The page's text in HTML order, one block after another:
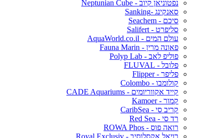
נפטוניאן קיוב - Neptunian Cube
סאנקינג -Sanking
סיכם - Seachem
סליפרט - Salifert
עולם המים - AquaWorld.co.il
פאונה מרין - Fauna Marin
פוליפ לאב - Polyp Lab
פלובל - FLUVAL
פליפר - Flipper
קולומבו - Colombo
קייד אקווריומים - CADE Aquariums
קמור - Kamoer
קריב סי - CaribSea
רד סי - Red Sea
רואה פוס - ROWA Phos
רויאל אקסלוסיב - Royal Exclusiv